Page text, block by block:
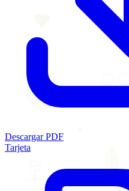
Descargar PDF
Tarjeta